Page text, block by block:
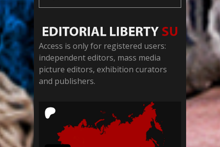
Access is only for registered users:
independent editors, mass media
picture editors, exhibition curators
and publishers.